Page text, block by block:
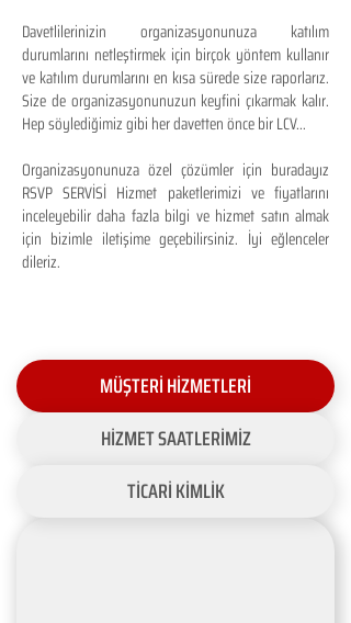
Davetlilerinizin organizasyonunuza katılım
durumlarını netleştirmek için birçok yöntem kullanır
ve katılım durumlarını en kısa sürede size raporlarız.
Size de organizasyonunuzun keyfini çıkarmak kalır.
Hep söylediğimiz gibi her davetten önce bir LCV...
Organizasyonunuza özel çözümler için buradayız
RSVP SERVİSİ Hizmet paketlerimizi ve fiyatlarını
inceleyebilir daha fazla bilgi ve hizmet satın almak
için bizimle iletişime geçebilirsiniz. İyi eğlenceler
dileriz.
MÜŞTERİ HİZMETLERİ
HİZMET SAATLERİMİZ
TİCARİ KİMLİK